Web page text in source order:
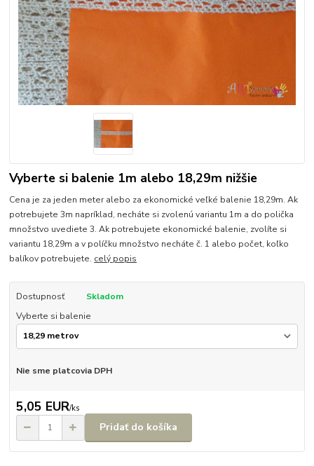
Vyberte si balenie 1m alebo 18,29m nižšie
Cena je za jeden meter alebo za ekonomické veľké balenie 18,29m. Ak
potrebujete 3m napríklad, necháte si zvolenú variantu 1m a do polička
množstvo uvediete 3. Ak potrebujete ekonomické balenie, zvolíte si
variantu 18,29m a v políčku množstvo necháte č. 1 alebo počet, koľko
balíkov potrebujete. celý popis
Dostupnosť
Skladom
Vyberte si balenie
Nie sme platcovia DPH
5,05 EUR/ks
Pridať do košíka